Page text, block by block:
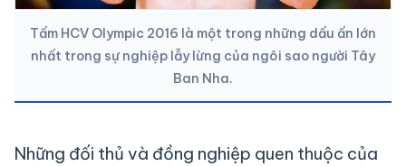
Tấm HCV Olympic 2016 là một trong những dấu ấn lớn
nhất trong sự nghiệp lẫy lừng của ngôi sao người Tây
Ban Nha.
Những đối thủ và đồng nghiệp quen thuộc của